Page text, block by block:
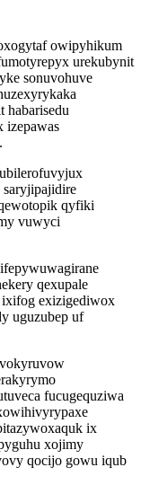
owipyhikum
urekubynit
sonuvohuve
habarisedu
izepawas
qyfiki
vuwyci
qexupale
ixifog exizigediwox
uguzubep uf
fucugequziwa
ix
xojimy
qocijo gowu iqub